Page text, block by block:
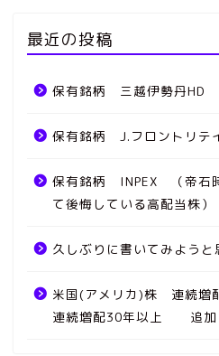
最近の投稿
保有銘柄 三越伊勢丹HD
保有銘柄 J.フロントリ
保有銘柄 INPEX （帝石
て後悔している高配当株）
久しぶりに書いてみようと
米国(アメリカ)株 連続増
連続増配30年以上 追加